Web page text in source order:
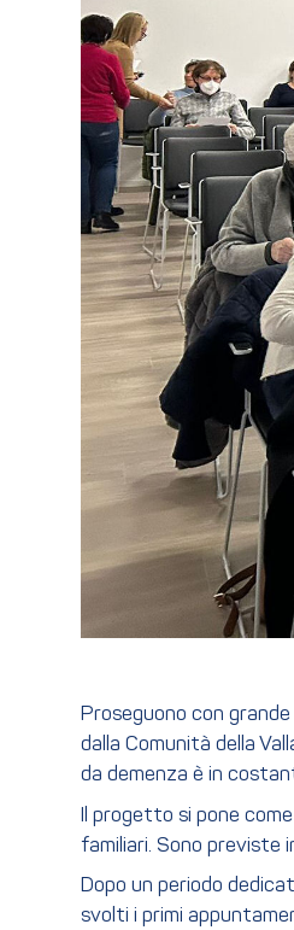
Proseguono con
dalla Comunità della
da demenza è in
Il progetto si pone
familiari. Sono previste
Dopo un periodo
svolti i primi